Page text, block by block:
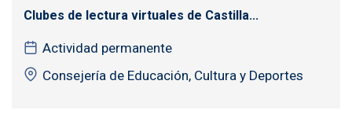
Clubes de lectura virtuales de Castilla...
Actividad permanente
Consejería de Educación, Cultura y Deportes